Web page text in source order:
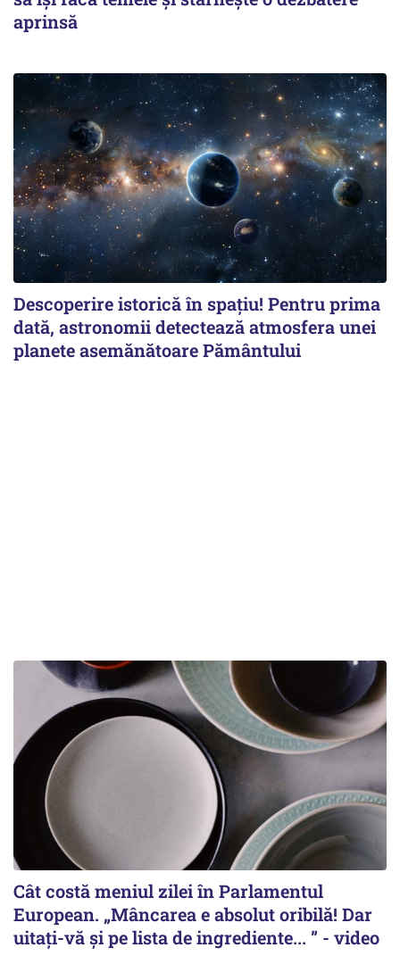
aprinsă
Descoperire istorică în spațiu! Pentru prima
dată, astronomii detectează atmosfera unei
planete asemănătoare Pământului
Cât costă meniul zilei în Parlamentul
European. „Mâncarea e absolut oribilă! Dar
uitați-vă și pe lista de ingrediente... ” - video